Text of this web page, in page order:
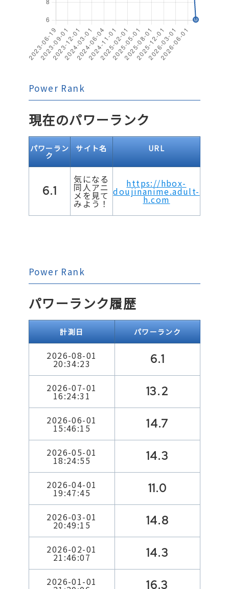
Power Rank
現在のパワーランク
パワーラン
ク
サイト名 URL
6.1
気になる
同人アニ
メを見て
みよう！
https://hbox-
doujinanime.adult-
h.com
Power Rank
パワーランク履歴
計測日 パワーランク
2026-08-01
20:34:23 6.1
2026-07-01
16:24:31 13.2
2026-06-01
15:46:15 14.7
2026-05-01
18:24:55 14.3
2026-04-01
19:47:45 11.0
2026-03-01
20:49:15 14.8
2026-02-01
21:46:07 14.3
2026-01-01 16.3